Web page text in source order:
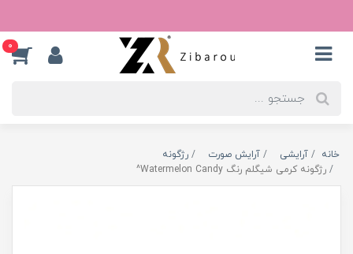
0
خانه آرایشی آرایش صورت
رژگونه
رژگونه کرمی شیگلم رنگ Watermelon Candy^